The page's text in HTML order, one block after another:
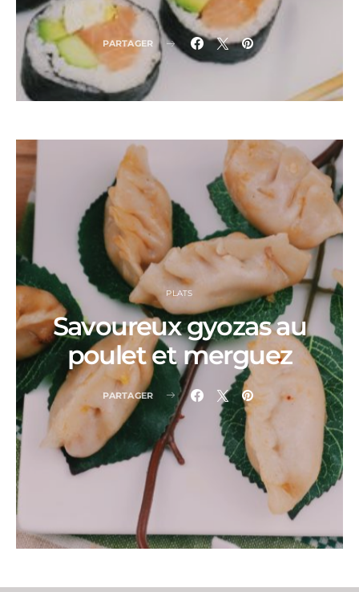
PARTAGER
PLATS
Savoureux gyozas au
poulet et merguez
PARTAGER